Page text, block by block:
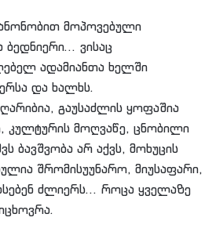
მოპოვებული
ბედნიერი… ვისაც
ადამიანთა ხელში
და ხალხს.
გაუსაძლის ყოფაშია
კულტურის მოღვაწე, ცნობილი
ბავშვობა არ აქვს, მოხუცის
შრომისუუნარო, მიუსაფარი,
ძლიერს… როცა ყველაზე